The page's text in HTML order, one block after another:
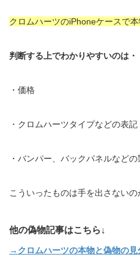
クロムハーツのiPhoneケースで
判断する上でわかりやすいのは・
・価格
・クロムハーツタイプなどの表記
・バンパー、バックパネルなどの
こういったものは手を出さないの
他の偽物記事はこちら↓
→クロムハーツの本物と偽物の見